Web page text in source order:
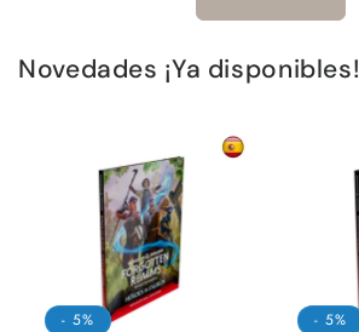
Novedades ¡Ya disponibles!
- 5% - 5%